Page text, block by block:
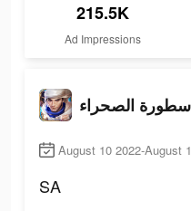
215.5K
Ad Impressions
الصحراء
August 10 2022-August
SA